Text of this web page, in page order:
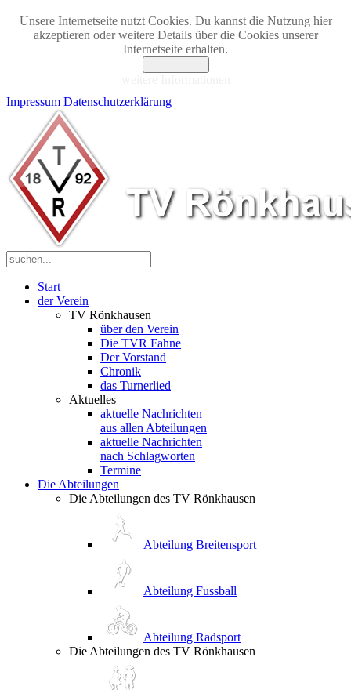
Unsere Internetseite nutzt Cookies. Du kannst die Nutzung hier
akzeptieren oder weitere Details über die Cookies unserer
Internetseite erhalten.
Impressum Datenschutzerklärung
Start
der Verein
TV Rönkhausen
über den Verein
Die TVR Fahne
Der Vorstand
Chronik
das Turnerlied
Aktuelles
aktuelle Nachrichten
aus allen Abteilungen
aktuelle Nachrichten
nach Schlagworten
Termine
Die Abteilungen
Die Abteilungen des TV Rönkhausen
Abteilung Breitensport
Abteilung Fussball
Abteilung Radsport
Die Abteilungen des TV Rönkhausen